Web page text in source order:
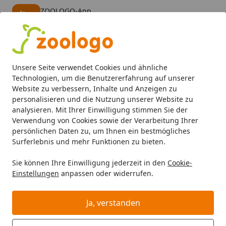
Unsere Seite verwendet Cookies und ähnliche
Technologien, um die Benutzererfahrung auf unserer
Website zu verbessern, Inhalte und Anzeigen zu
personalisieren und die Nutzung unserer Website zu
analysieren. Mit Ihrer Einwilligung stimmen Sie der
Verwendung von Cookies sowie der Verarbeitung Ihrer
persönlichen Daten zu, um Ihnen ein bestmögliches
Surferlebnis und mehr Funktionen zu bieten.
Sie können Ihre Einwilligung jederzeit in den Cookie-
Einstellungen anpassen oder widerrufen.
Ja, verstanden
ZOOLOGO-App
Alle Produkte
Mein Konto
Suchen
Startseite
Hund Hundefutter Trockenfutter The Goodstuff
The Goodstuff Adult Beef
Hundetrockenfutter